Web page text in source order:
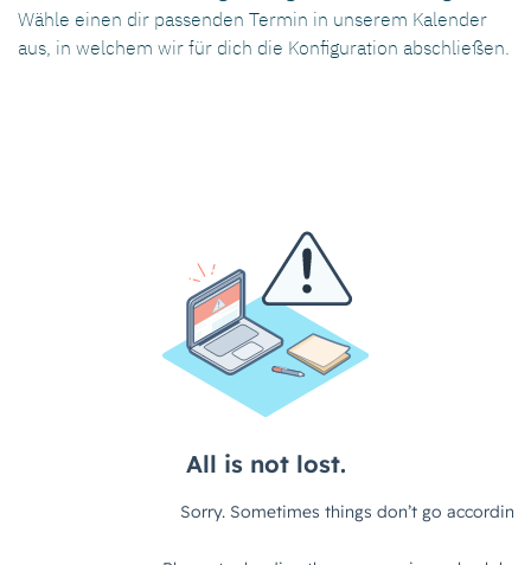
Wähle einen dir passenden Termin in unserem Kalender
aus, in welchem wir für dich die Konfiguration abschließen.